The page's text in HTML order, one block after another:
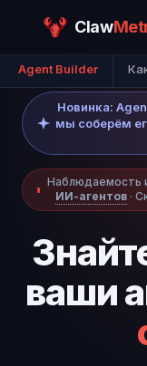
Claw
Agent Builder
Новинка:
мы соберём
Наблюдаемость
ИИ-агентов ·
ваши